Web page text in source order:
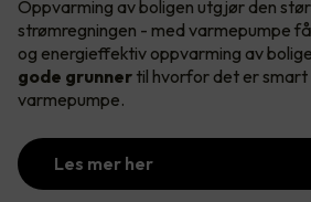
Oppvarming av boligen utgjør den
strømregningen - med varmepumpe
og energieffektiv oppvarming av
gode grunner til hvorfor det er smart
varmepumpe.
Les mer her